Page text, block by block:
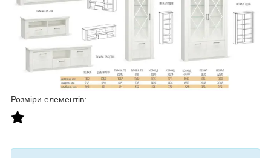
Розміри елементів: